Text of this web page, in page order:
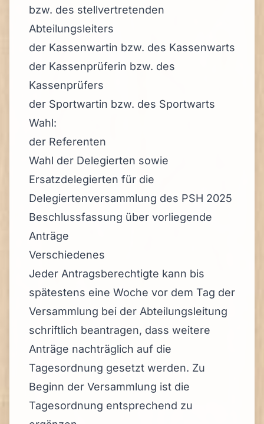
bzw. des stellvertretenden
Abteilungsleiters
der Kassenwartin bzw. des Kassenwarts
der Kassenprüferin bzw. des
Kassenprüfers
der Sportwartin bzw. des Sportwarts
Wahl:
der Referenten
Wahl der Delegierten sowie
Ersatzdelegierten für die
Delegiertenversammlung des PSH 2025
Beschlussfassung über vorliegende
Anträge
Verschiedenes
Jeder Antragsberechtigte kann bis
spätestens eine Woche vor dem Tag der
Versammlung bei der Abteilungsleitung
schriftlich beantragen, dass weitere
Anträge nachträglich auf die
Tagesordnung gesetzt werden. Zu
Beginn der Versammlung ist die
Tagesordnung entsprechend zu